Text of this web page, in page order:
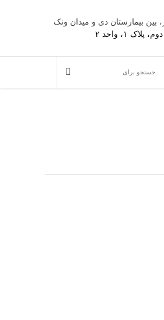
بین بیمارستان دی و میدان ونک
۱، واحد ۲